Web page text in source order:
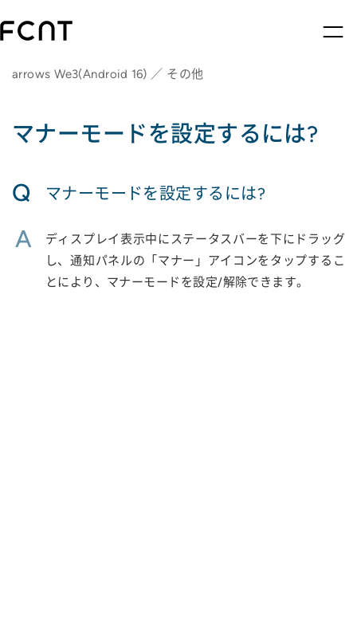
arrows We3(Android 16) ／ その他
マナーモードを設定するには?
Q マナーモードを設定するには?
A
ディスプレイ表示中にステータスバーを下にドラッグ
し、通知パネルの「マナー」アイコンをタップするこ
とにより、マナーモードを設定/解除できます。